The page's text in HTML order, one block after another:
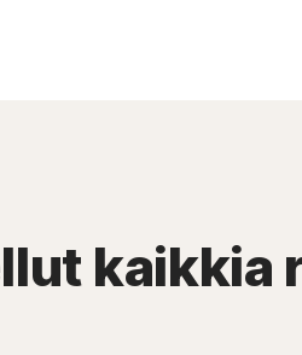
kaikkia